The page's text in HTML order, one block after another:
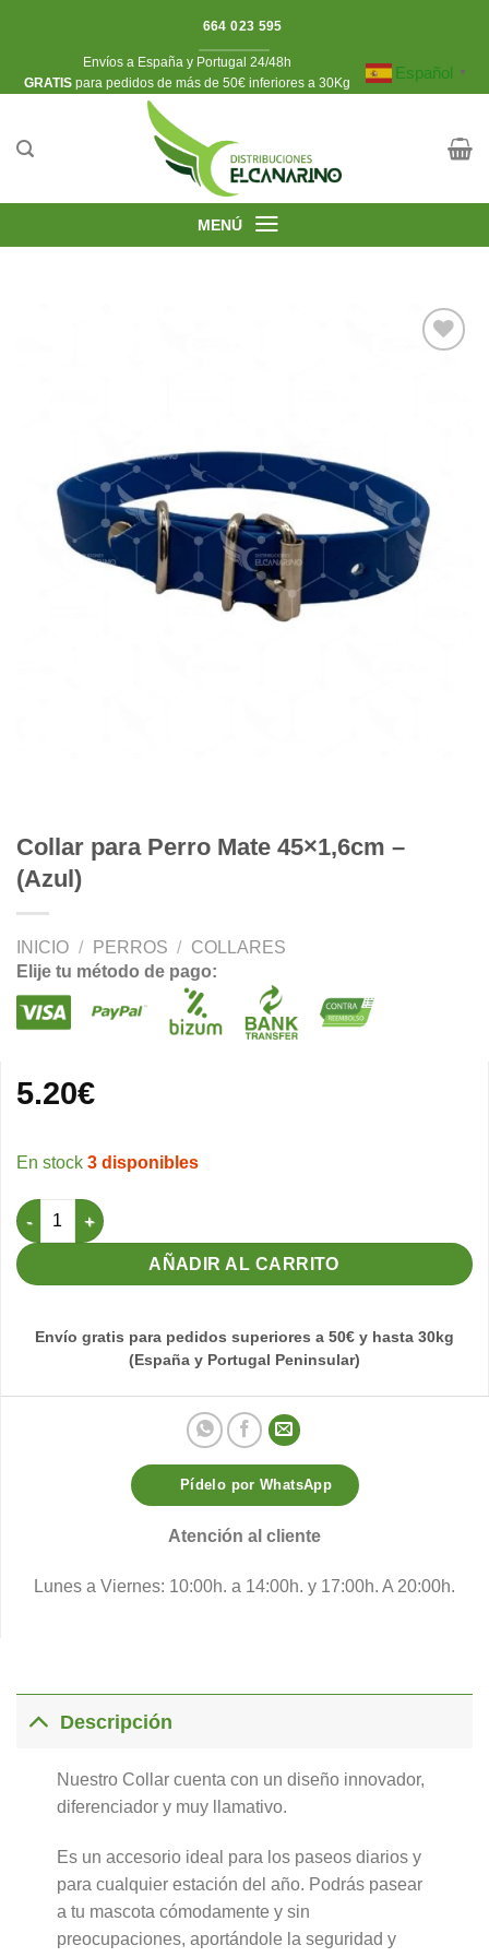
664 023 595
Envíos a España y Portugal 24/48h
​GRATIS para pedidos de más de 50€ inferiores a 30Kg
Español ▼
MENÚ
Collar para Perro Mate 45×1,6cm –
(Azul)
INICIO / PERROS / COLLARES
Elije tu método de pago:
5.20€
3 disponibles
Collar para Perro Mate 45x1,6cm - (Azul) cantidad
AÑADIR AL CARRITO
Envío gratis para pedidos superiores a 50€ y hasta 30kg
(España y Portugal Peninsular)
Pídelo por WhatsApp
Atención al cliente
Lunes a Viernes: 10:00h. a 14:00h. y 17:00h. A 20:00h.
Descripción
Nuestro Collar cuenta con un diseño innovador,
diferenciador y muy llamativo.
Es un accesorio ideal para los paseos diarios y
para cualquier estación del año. Podrás pasear
a tu mascota cómodamente y sin
preocupaciones, aportándole la seguridad y